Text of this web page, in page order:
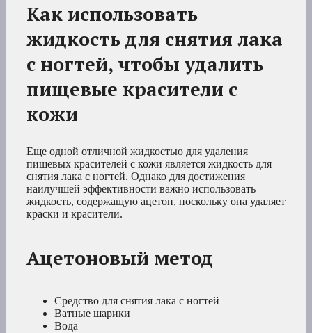
Как использовать
жидкость для снятия лака
с ногтей, чтобы удалить
пищевые красители с
кожи
Еще одной отличной жидкостью для удаления
пищевых красителей с кожи является жидкость для
снятия лака с ногтей. Однако для достижения
наилучшей эффективности важно использовать
жидкость, содержащую ацетон, поскольку она удаляет
краски и красители.
Ацетоновый метод
Средство для снятия лака с ногтей
Ватные шарики
Вода